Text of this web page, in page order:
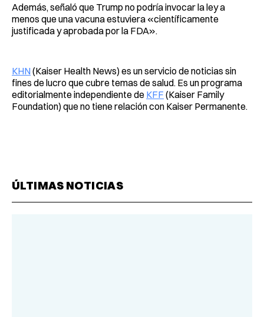
Además, señaló que Trump no podría invocar la ley a
menos que una vacuna estuviera «científicamente
justificada y aprobada por la FDA».
KHN(Kaiser Health News) es un servicio de noticias sin
fines de lucro que cubre temas de salud. Es un programa
editorialmente independiente de KFF (Kaiser Family
Foundation) que no tiene relación con Kaiser Permanente.
ÚLTIMAS NOTICIAS